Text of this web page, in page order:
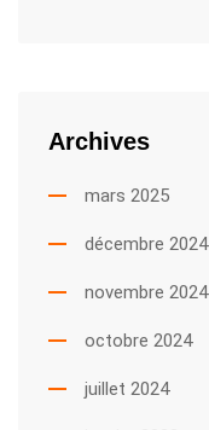
Archives
mars 2025
décembre 2024
novembre 2024
octobre 2024
juillet 2024